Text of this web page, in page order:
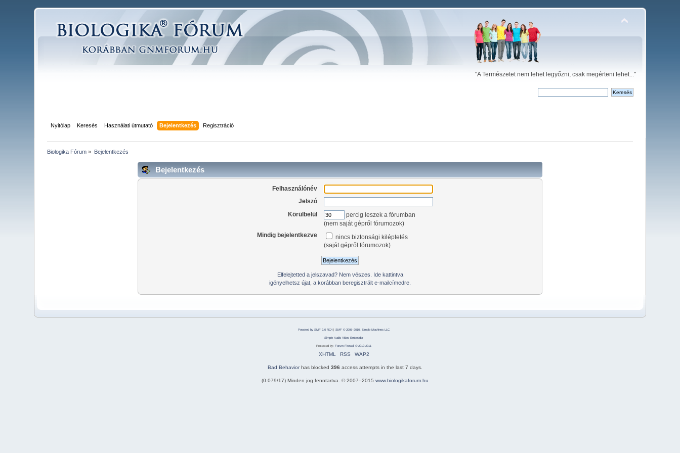
"A Természetet nem lehet legyőzni, csak megérteni lehet..."
Nyitólap Keresés Használati útmutató Bejelentkezés Regisztráció
Biologika Fórum » Bejelentkezés
Bejelentkezés
Felhasználónév
Jelszó
Körülbelül
percig leszek a fórumban
(nem saját gépről fórumozok)
Mindig bejelentkezve
nincs biztonsági kiléptetés
(saját gépről fórumozok)
Elfelejtetted a jelszavad? Nem vészes. Ide kattintva
igényelhetsz újat, a korábban beregisztrált e-mailcímedre.
Powered by SMF 2.0 RC4 SMF © 2006–2010, Simple Machines LLC
Simple Audio Video Embedder
Protected by: Forum Firewall © 2010-2011
XHTML RSS WAP2
Bad Behaviorhas blocked 396 access attempts in the last 7 days.
(0.079/17) Minden jog fenntartva. © 2007–2015 www.biologikaforum.hu